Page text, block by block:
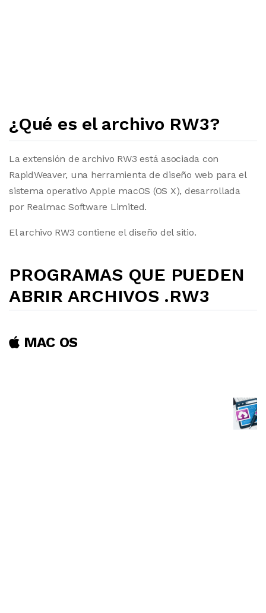
¿Qué es el archivo RW3?
La extensión de archivo RW3 está asociada con
RapidWeaver, una herramienta de diseño web para el
sistema operativo Apple macOS (OS X), desarrollada
por Realmac Software Limited.
El archivo RW3 contiene el diseño del sitio.
PROGRAMAS QUE PUEDEN
ABRIR ARCHIVOS .RW3
MAC OS